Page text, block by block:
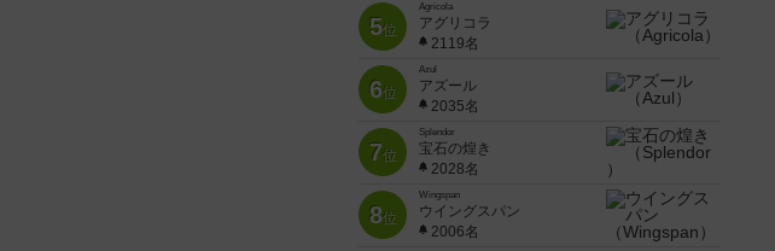
5位
Agricola
アグリコラ
2119名
6位
Azul
アズール
2035名
7位
Splendor
宝石の煌き
2028名
8位
Wingspan
ウイングスパン
2006名